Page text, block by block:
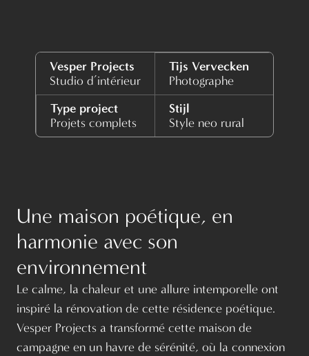
Vesper Projects
Studio d’intérieur
Tijs Vervecken
Photographe
Type project
Projets complets
Stijl
Style neo rural
Une maison poétique, en
harmonie avec son
environnement
Le calme, la chaleur et une allure intemporelle ont
inspiré la rénovation de cette résidence poétique.
Vesper Projects a transformé cette maison de
campagne en un havre de sérénité, où la connexion